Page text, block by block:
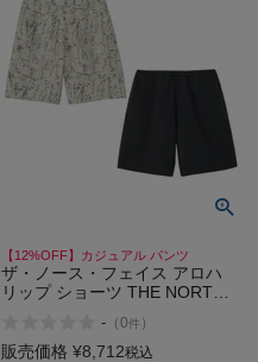
【12%OFF】カジュアル パンツ
ザ・ノース・フェイス アロハ
リップ ショーツ THE NORTH
- （0件 ）
販売価格 ¥8,712税込